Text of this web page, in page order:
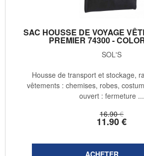
SAC HOUSSE DE VOYAGE
PREMIER 74300 -
SOL'S
16.90 €
11.90€
Housse de transport et stockage,
vêtements : chemises, robes,
ouvert : fermeture ...